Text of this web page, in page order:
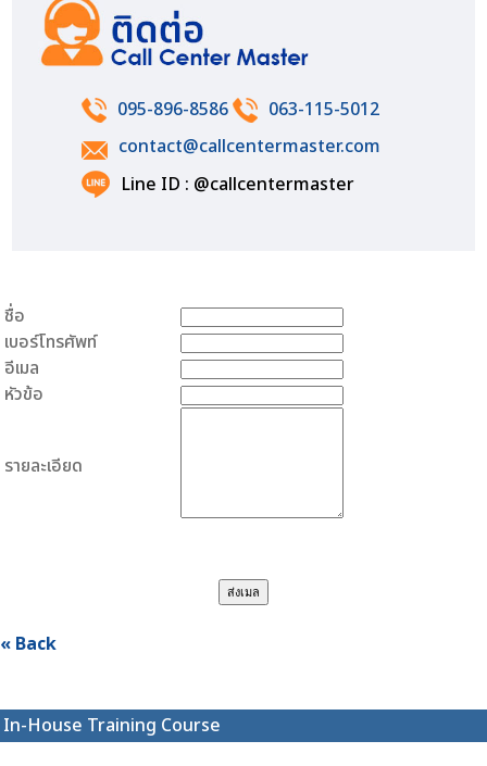
095-896-8586
063-115-5012
contact@callcentermaster.com
Line ID : @callcentermaster
ชื่อ
เบอร์โทรศัพท์
อีเมล
หัวข้อ
รายละเอียด
« Back
In-House Training Course